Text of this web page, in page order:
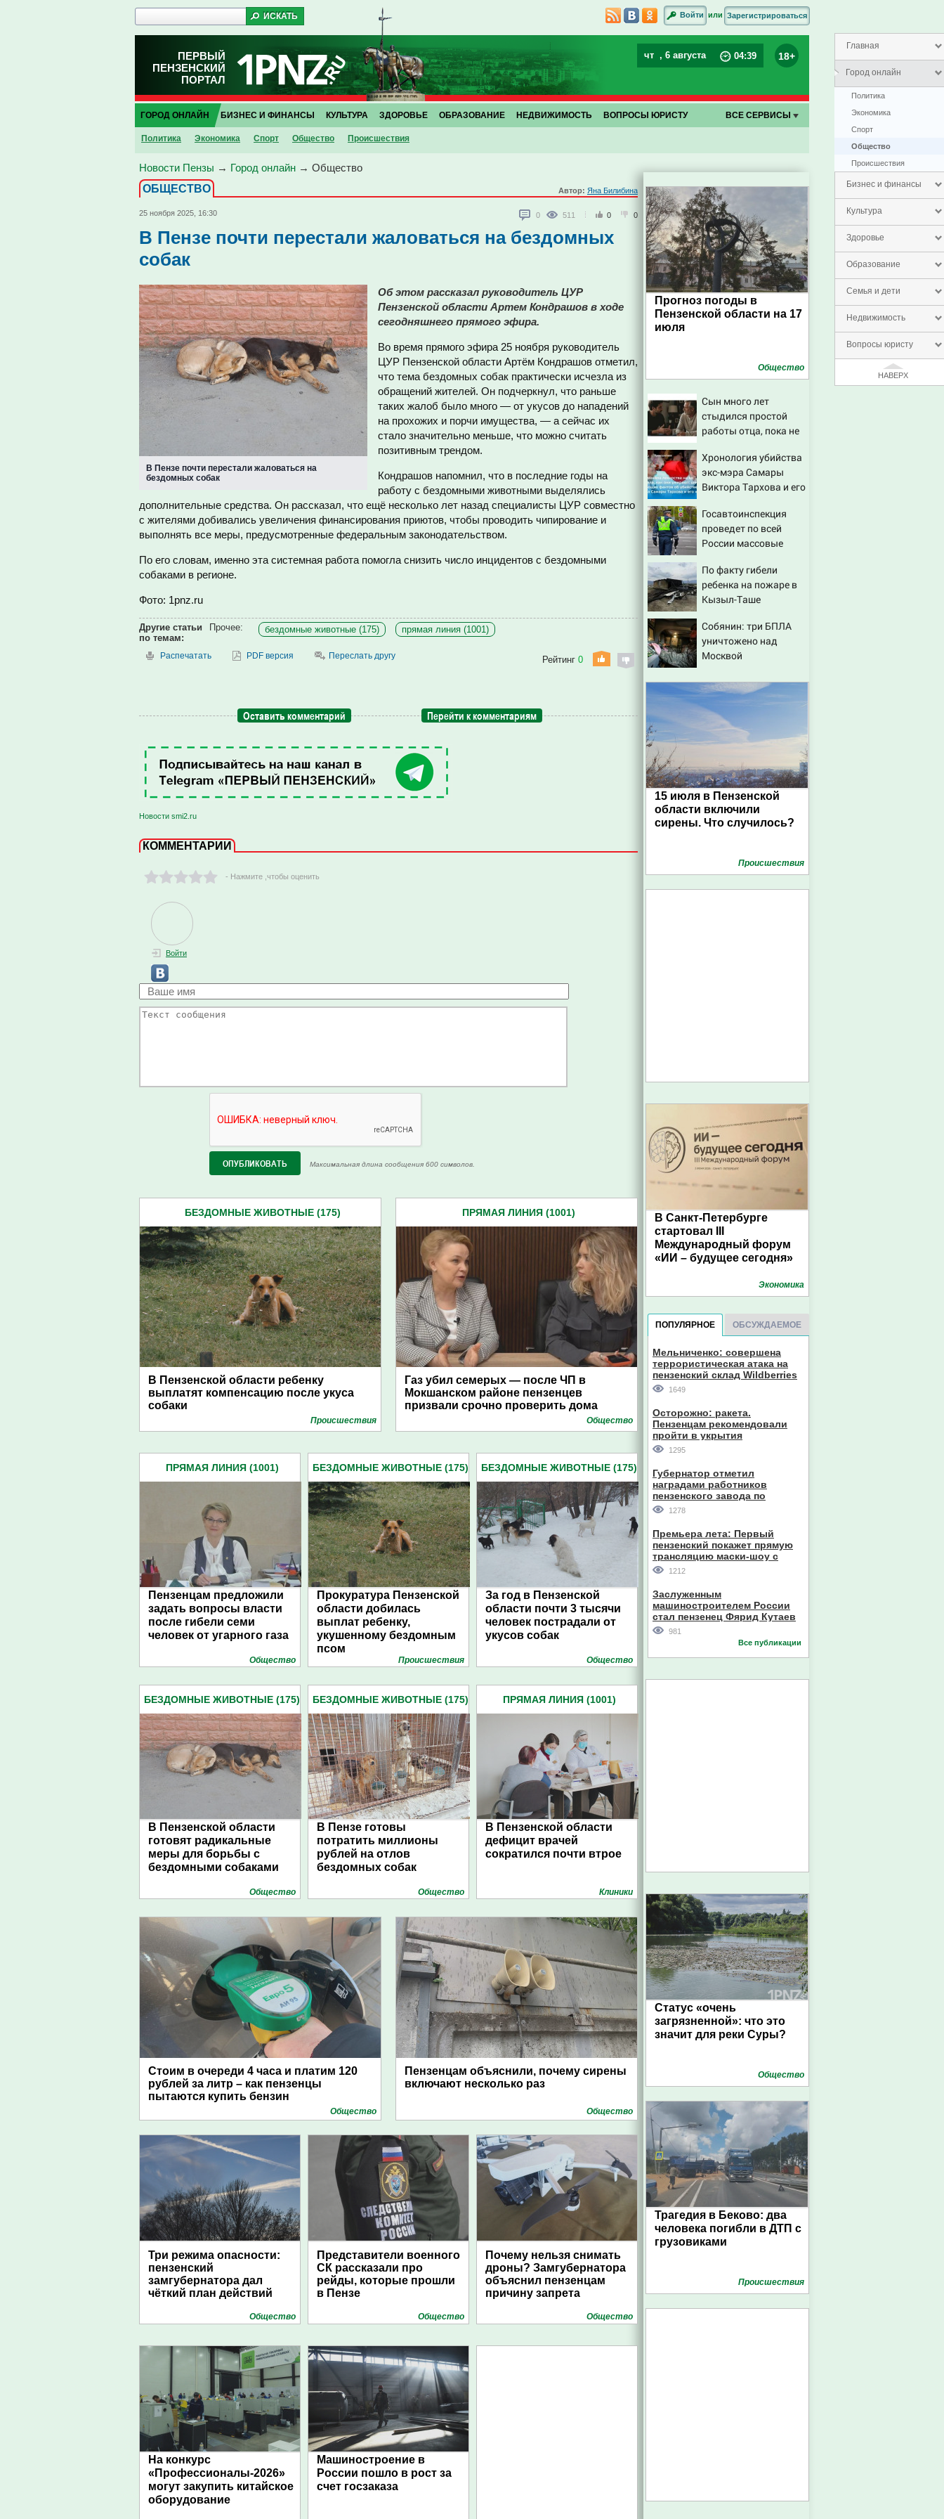
Главная
Город онлайн
Политика
Экономика
Спорт
Общество
Проиcшествия
Бизнес и финансы
Культура
Здоровье
Образование
Семья и дети
Недвижимость
Вопросы юристу
НАВЕРХ
Войти или Зарегистрироваться
ПЕРВЫЙ
ПЕНЗЕНСКИЙ
ПОРТАЛ
чт , 6 августа 04:39 18+
ГОРОД ОНЛАЙН
Политика Экономика Спорт Общество Проиcшествия
БИЗНЕС И ФИНАНСЫ КУЛЬТУРА ЗДОРОВЬЕ ОБРАЗОВАНИЕ НЕДВИЖИМОСТЬ ВОПРОСЫ ЮРИСТУ ВСЕ СЕРВИСЫ
Новости Пензы → Город онлайн → Общество
ОБЩЕСТВО
Автор: Яна Билибина
25 ноября 2025, 16:30 0 511 0 0
В Пензе почти перестали жаловаться на бездомных
собак
В Пензе почти перестали жаловаться на
бездомных собак
Об этом рассказал руководитель ЦУР
Пензенской области Артем Кондрашов в ходе
сегодняшнего прямого эфира.
Во время прямого эфира 25 ноября руководитель
ЦУР Пензенской области Артём Кондрашов отметил,
что тема бездомных собак практически исчезла из
обращений жителей. Он подчеркнул, что раньше
таких жалоб было много — от укусов до нападений
на прохожих и порчи имущества, — а сейчас их
стало значительно меньше, что можно считать
позитивным трендом.
Кондрашов напомнил, что в последние годы на
работу с бездомными животными выделялись
дополнительные средства. Он рассказал, что ещё несколько лет назад специалисты ЦУР совместно
с жителями добивались увеличения финансирования приютов, чтобы проводить чипирование и
выполнять все меры, предусмотренные федеральным законодательством.
По его словам, именно эта системная работа помогла снизить число инцидентов с бездомными
собаками в регионе.
Фото: 1pnz.ru
Другие статьи
по темам:
Прочее: бездомные животные (175) прямая линия (1001)
Распечатать PDF версия Переслать другу Рейтинг 0
Оставить комментарий Перейти к комментариям
Новости smi2.ru
КОММЕНТАРИИ
- Нажмите ,чтобы оценить
Войти
Максимальная длина сообщения 600 символов.
БЕЗДОМНЫЕ ЖИВОТНЫЕ (175)
В Пензенской области ребенку
выплатят компенсацию после укуса
собаки
Проиcшествия
ПРЯМАЯ ЛИНИЯ (1001)
Газ убил семерых — после ЧП в
Мокшанском районе пензенцев
призвали срочно проверить дома
Общество
ПРЯМАЯ ЛИНИЯ (1001)
Пензенцам предложили
задать вопросы власти
после гибели семи
человек от угарного газа
Общество
БЕЗДОМНЫЕ ЖИВОТНЫЕ (175)
Прокуратура Пензенской
области добилась
выплат ребенку,
укушенному бездомным
псом
Проиcшествия
БЕЗДОМНЫЕ ЖИВОТНЫЕ (175)
За год в Пензенской
области почти 3 тысячи
человек пострадали от
укусов собак
Общество
БЕЗДОМНЫЕ ЖИВОТНЫЕ (175)
В Пензенской области
готовят радикальные
меры для борьбы с
бездомными собаками
Общество
БЕЗДОМНЫЕ ЖИВОТНЫЕ (175)
В Пензе готовы
потратить миллионы
рублей на отлов
бездомных собак
Общество
ПРЯМАЯ ЛИНИЯ (1001)
В Пензенской области
дефицит врачей
сократился почти втрое
Клиники
Стоим в очереди 4 часа и платим 120
рублей за литр – как пензенцы
пытаются купить бензин
Общество
Пензенцам объяснили, почему сирены
включают несколько раз
Общество
Три режима опасности:
пензенский
замгубернатора дал
чёткий план действий
Общество
Представители военного
СК рассказали про
рейды, которые прошли
в Пензе
Общество
Почему нельзя снимать
дроны? Замгубернатора
объяснил пензенцам
причину запрета
Общество
На конкурс
«Профессионалы-2026»
могут закупить китайское
оборудование
Машиностроение в
России пошло в рост за
счет госзаказа
Прогноз погоды в
Пензенской области на 17
июля
Общество
Сын много лет
стыдился простой
работы отца, пока не
отказался от карьеры
- история одной семьи
Хронология убийства
экс-мэра Самары
Виктора Тархова и его
шокирующих фактов,
новые подробности
Госавтоинспекция
проведет по всей
России массовые
По факту гибели
ребенка на пожаре в
Кызыл-Таше
уголовное дело
Собянин: три БПЛА
уничтожено над
Москвой
15 июля в Пензенской
области включили
сирены. Что случилось?
Проиcшествия
В Санкт-Петербурге
стартовал III
Международный форум
«ИИ – будущее сегодня»
Экономика
ПОПУЛЯРНОЕ ОБСУЖДАЕМОЕ
Мельниченко: совершена
террористическая атака на
пензенский склад Wildberries
1649
Осторожно: ракета.
Пензенцам рекомендовали
пройти в укрытия
1295
Губернатор отметил
наградами работников
пензенского завода по
производству станков
1278
Премьера лета: Первый
пензенский покажет прямую
трансляцию маски-шоу с
участием компании из Южной
1212
Заслуженным
машиностроителем России
стал пензенец Фярид Кутаев
981
Все публикации
Статус «очень
загрязненной»: что это
значит для реки Суры?
Общество
Трагедия в Беково: два
человека погибли в ДТП с
грузовиками
Проиcшествия